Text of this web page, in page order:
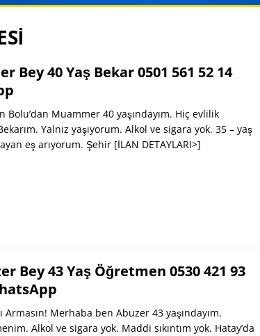
Bey 40 Yaş Bekar 0501 561 52 14
Bolu’dan Muammer 40 yaşındayım. Hiç evlilik
Yalnız yaşıyorum. Alkol ve sigara yok. 35 – yaş
eş arıyorum. Şehir [İLAN DETAYLARI>]
Bey 43 Yaş Öğretmen 0530 421 93
Armasın! Merhaba ben Abuzer 43 yaşındayım.
Alkol ve sigara yok. Maddi sıkıntım yok. Hatay’da